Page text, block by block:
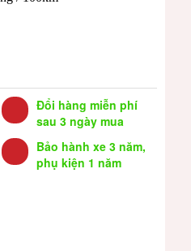
Đổi hàng miễn phí
sau 3 ngày mua
Bảo hành xe 3 năm,
phụ kiện 1 năm